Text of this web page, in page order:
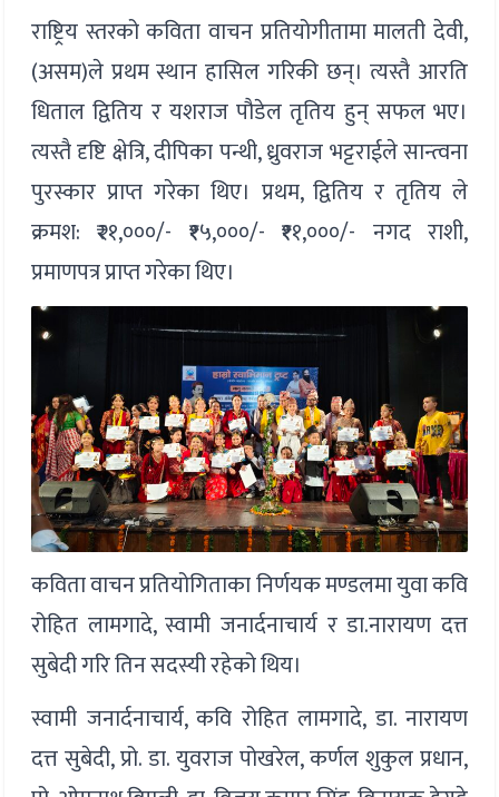
राष्ट्रिय स्तरको कविता वाचन प्रतियोगीतामा मालती देवी,
(असम)ले प्रथम स्थान हासिल गरिकी छन्। त्यस्तै आरति
धिताल द्वितिय र यशराज पौडेल तृतिय हुन् सफल भए।
त्यस्तै दृष्टि क्षेत्रि, दीपिका पन्थी, ध्रुवराज भट्टराईले सान्त्वना
पुरस्कार प्राप्त गरेका थिए। प्रथम, द्वितिय र तृतिय ले
क्रमश: ₹२१,०००/- ₹१५,०००/- ₹११,०००/- नगद राशी,
प्रमाणपत्र प्राप्त गरेका थिए।
कविता वाचन प्रतियोगिताका निर्णयक मण्डलमा युवा कवि
रोहित लामगादे, स्वामी जनार्दनाचार्य र डा.नारायण दत्त
सुबेदी गरि तिन सदस्यी रहेको थिय।
स्वामी जनार्दनाचार्य, कवि रोहित लामगादे, डा. नारायण
दत्त सुबेदी, प्रो. डा. युवराज पोखरेल, कर्णल शुकुल प्रधान,